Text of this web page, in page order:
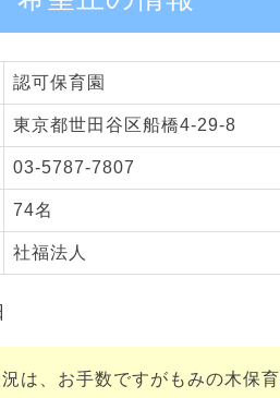
認可保育園
東京都世田谷区船橋4-29-8
03-5787-7807
74名
社福法人
は、お手数ですがもみの木保